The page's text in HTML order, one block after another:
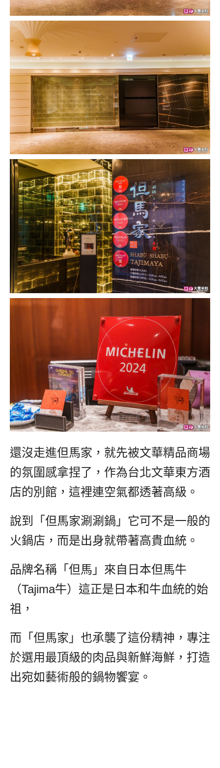
還沒走進但馬家，就先被文華精品商場
的氛圍感拿捏了，作為台北文華東方酒
店的別館，這裡連空氣都透著高級。
說到「但馬家涮涮鍋」它可不是一般的
火鍋店，而是出身就帶著高貴血統。
品牌名稱「但馬」來自日本但馬牛
（Tajima牛）這正是日本和牛血統的始
祖，
而「但馬家」也承襲了這份精神，專注
於選用最頂級的肉品與新鮮海鮮，打造
出宛如藝術般的鍋物饗宴。